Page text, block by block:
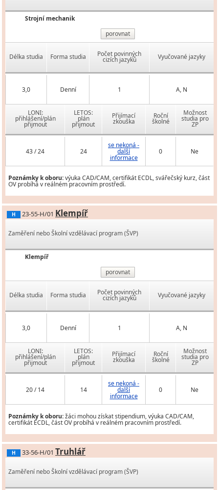
Strojní mechanik
porovnat
Délka studia Forma studia Počet povinných
cizích jazyků Vyučované jazyky
3,0 Denní 1 A, N
LONI:
přihlášení/plán
přijmout
LETOS:
plán
přijmout
Přijímací
zkouška
Roční
školné
Možnost
studia pro
ZP
43 / 24 24
se nekoná -
další
informace
0 Ne
Poznámky k oboru:výuka CAD/CAM, certifikát ECDL, svářečský kurz, část
OV probíhá v reálném pracovním prostředí.
H 23-55-H/01 Klempíř
Zaměření nebo Školní vzdělávací program (ŠVP)
Klempíř
porovnat
Délka studia Forma studia Počet povinných
cizích jazyků Vyučované jazyky
3,0 Denní 1 A, N
LONI:
přihlášení/plán
přijmout
LETOS:
plán
přijmout
Přijímací
zkouška
Roční
školné
Možnost
studia pro
ZP
20 / 14 14
se nekoná -
další
informace
0 Ne
Poznámky k oboru:žáci mohou získat stipendium, výuka CAD/CAM,
certifikát ECDL, část OV probíhá v reálném pracovním prostředí.
H 33-56-H/01 Truhlář
Zaměření nebo Školní vzdělávací program (ŠVP)